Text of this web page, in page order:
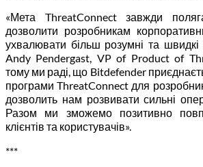
«Мета ThreatConnect завжди
дозволити розробникам
ухвалювати більш розумні та швидкі
Andy Pendergast, VP of Product of
тому ми раді, що Bitdefender
програми ThreatConnect для
дозволить нам розвивати сильні
Разом ми зможемо позитивно
клієнтів та користувачів».
***